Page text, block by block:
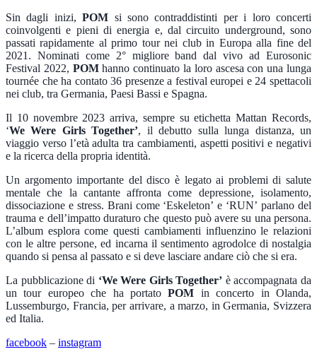
Sin dagli inizi,POM si sono contraddistinti per i loro concerti
coinvolgenti e pieni di energia e, dal circuito underground, sono
passati rapidamente al primo tour nei club in Europa alla fine del
2021. Nominati come 2° migliore band dal vivo ad Eurosonic
Festival 2022, POMhanno continuato la loro ascesa con una lunga
tournée che ha contato 36 presenze a festival europei e 24 spettacoli
nei club, tra Germania, Paesi Bassi e Spagna.
Il 10 novembre 2023 arriva, sempre su etichetta Mattan Records,
‘We Were Girls Together’, il debutto sulla lunga distanza, un
viaggio verso l’età adulta tra cambiamenti, aspetti positivi e negativi
e la ricerca della propria identità.
Un argomento importante del disco è legato ai problemi di salute
mentale che la cantante affronta come depressione, isolamento,
dissociazione e stress. Brani come ‘Eskeleton’e ‘RUN’ parlano del
trauma e dell’impatto duraturo che questo può avere su una persona.
L’album esplora come questi cambiamenti influenzino le relazioni
con le altre persone, ed incarna il sentimento agrodolce di nostalgia
quando si pensa al passato e si deve lasciare andare ciò che si era.
La pubblicazione di ‘We Were Girls Together’ è accompagnata da
un tour europeo che ha portatoPOM in concerto in Olanda,
Lussemburgo, Francia, per arrivare, a marzo, in Germania, Svizzera
ed Italia.
facebook – instagram